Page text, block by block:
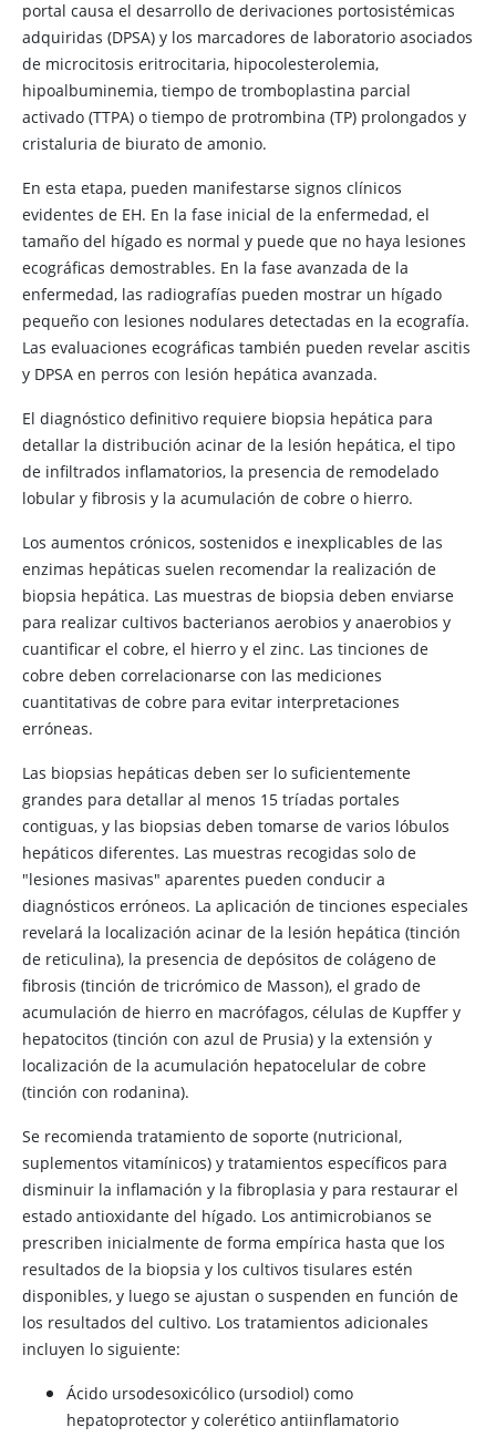
portal causa el desarrollo de derivaciones portosistémicas
adquiridas (DPSA) y los marcadores de laboratorio asociados
de microcitosis eritrocitaria, hipocolesterolemia,
hipoalbuminemia, tiempo de tromboplastina parcial
activado (TTPA) o tiempo de protrombina (TP) prolongados y
cristaluria de biurato de amonio.
En esta etapa, pueden manifestarse signos clínicos
evidentes de EH. En la fase inicial de la enfermedad, el
tamaño del hígado es normal y puede que no haya lesiones
ecográficas demostrables. En la fase avanzada de la
enfermedad, las radiografías pueden mostrar un hígado
pequeño con lesiones nodulares detectadas en la ecografía.
Las evaluaciones ecográficas también pueden revelar ascitis
y DPSA en perros con lesión hepática avanzada.
El diagnóstico definitivo requiere biopsia hepática para
detallar la distribución acinar de la lesión hepática, el tipo
de infiltrados inflamatorios, la presencia de remodelado
lobular y fibrosis y la acumulación de cobre o hierro.
Los aumentos crónicos, sostenidos e inexplicables de las
enzimas hepáticas suelen recomendar la realización de
biopsia hepática. Las muestras de biopsia deben enviarse
para realizar cultivos bacterianos aerobios y anaerobios y
cuantificar el cobre, el hierro y el zinc. Las tinciones de
cobre deben correlacionarse con las mediciones
cuantitativas de cobre para evitar interpretaciones
erróneas.
Las biopsias hepáticas deben ser lo suficientemente
grandes para detallar al menos 15 tríadas portales
contiguas, y las biopsias deben tomarse de varios lóbulos
hepáticos diferentes. Las muestras recogidas solo de
"lesiones masivas" aparentes pueden conducir a
diagnósticos erróneos. La aplicación de tinciones especiales
revelará la localización acinar de la lesión hepática (tinción
de reticulina), la presencia de depósitos de colágeno de
fibrosis (tinción de tricrómico de Masson), el grado de
acumulación de hierro en macrófagos, células de Kupffer y
hepatocitos (tinción con azul de Prusia) y la extensión y
localización de la acumulación hepatocelular de cobre
(tinción con rodanina).
Se recomienda tratamiento de soporte (nutricional,
suplementos vitamínicos) y tratamientos específicos para
disminuir la inflamación y la fibroplasia y para restaurar el
estado antioxidante del hígado. Los antimicrobianos se
prescriben inicialmente de forma empírica hasta que los
resultados de la biopsia y los cultivos tisulares estén
disponibles, y luego se ajustan o suspenden en función de
los resultados del cultivo. Los tratamientos adicionales
incluyen lo siguiente:
Ácido ursodesoxicólico (ursodiol) como
hepatoprotector y colerético antiinflamatorio